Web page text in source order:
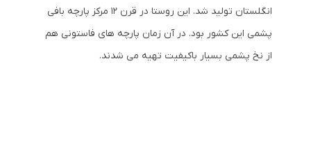
انگلستان تولید شد. این روستا در قرن 12 مرکز پارچه بافی
پشمی این کشور بود. در آن زمان پارچه های فاستونی هم
از نخ پشمی بسیار باکیفیت تهیه می شدند.